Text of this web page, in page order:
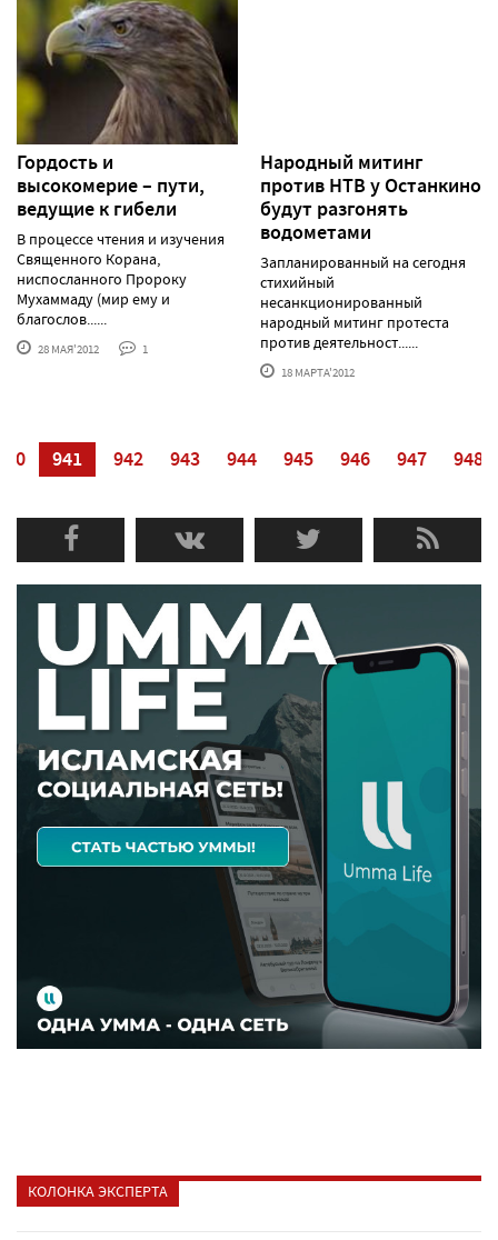
Гордость и
высокомерие – пути,
ведущие к гибели
В процессе чтения и изучения
Священного Корана,
ниспосланного Пророку
Мухаммаду (мир ему и
благослов......
28 МАЯ'2012 1
Народный митинг
против НТВ у Останкино
будут разгонять
водометами
Запланированный на сегодня
стихийный
несанкционированный
народный митинг протеста
против деятельност......
18 МАРТА'2012
941 942 943 944 945 946 947 948
КОЛОНКА ЭКСПЕРТА